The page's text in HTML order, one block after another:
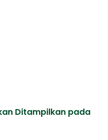
Ditampilkan pada